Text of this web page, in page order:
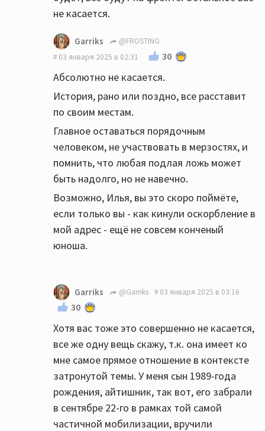
не касается.
Garriks
@FROSTING
03 января 2025 в 02:31
30
Абсолютно не касается.
История, рано или поздно, все расставит
по своим местам.
Главное оставаться порядочным
человеком, не участвовать в мерзостях, и
помнить, что любая подлая ложь может
быть надолго, но не навечно.
Возможно, Илья, вы это скоро поймёте,
если только вы - как кинули оскорбление в
мой адрес - ещё не совсем конченый
юноша.
Garriks @Garriks 03 января 2025 в 03:16
30
Хотя вас тоже это совершенно не касается,
все же одну вещь скажу, т.к. она имеет ко
мне самое прямое отношение в контексте
затронутой темы. У меня сын 1989-года
рождения, айтишник, так вот, его забрали
в сентябре 22-го в рамках той самой
частичной мобилизации, вручили